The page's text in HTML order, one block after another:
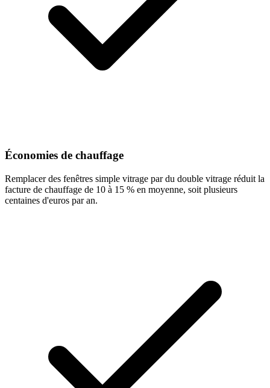
Économies de chauffage
Remplacer des fenêtres simple vitrage par du double vitrage réduit la
facture de chauffage de 10 à 15 % en moyenne, soit plusieurs
centaines d'euros par an.